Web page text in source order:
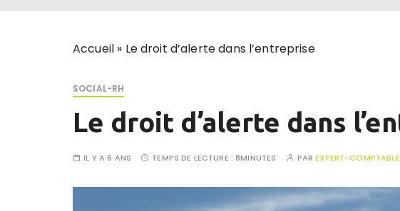
Accueil » Le droit d’alerte dans l’entreprise
SOCIAL-RH
Le droit d’alerte dans
IL Y A 6 ANS TEMPS DE LECTURE :8MINUTES PAREXPERT-